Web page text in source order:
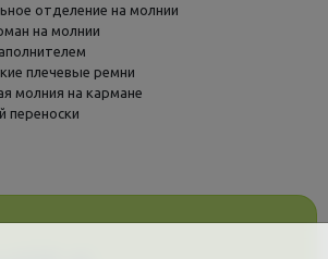
отделение на молнии
на молнии
плечевые ремни
молния на кармане
переноски